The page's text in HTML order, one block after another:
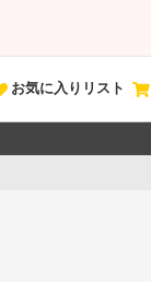
お気に入りリスト